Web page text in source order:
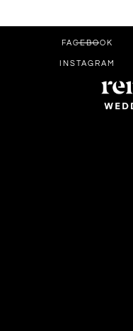
FACEBOOK
INSTAGRAM